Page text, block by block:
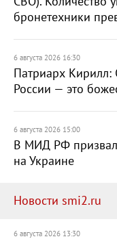
бронетехники
6 августа 2026 16:30
Патриарх Кирилл:
России — это
6 августа 2026 15:00
В МИД РФ
на Украине
Новости smi2.ru
6 августа 2026 13:30